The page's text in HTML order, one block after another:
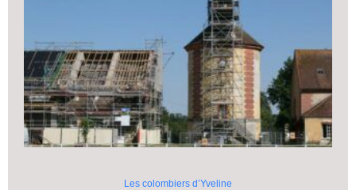
Les colombiers d’Yveline